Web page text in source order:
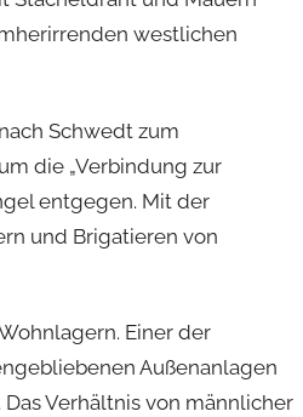
westlichen
Schwedt zum
die „Verbindung zur
entgegen. Mit der
und Brigatieren von
Einer der
Außenanlagen
Verhältnis von männlicher